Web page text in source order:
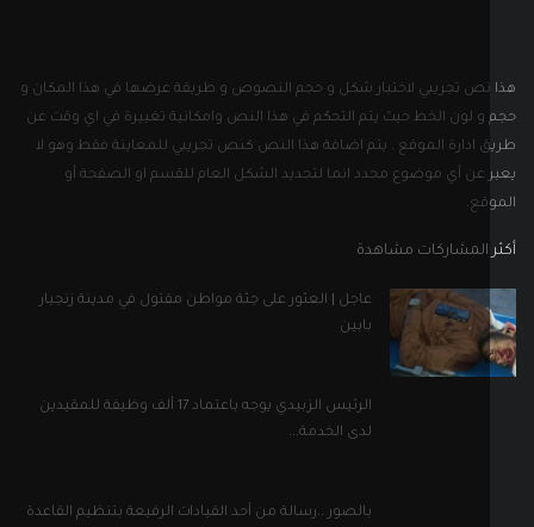
تجريبي لاختبار شكل و حجم النصوص و طريقة عرضها في هذا المكان و
لون الخط حيث يتم التحكم في هذا النص وامكانية تغييرة في اي وقت عن
ادارة الموقع . يتم اضافة هذا النص كنص تجريبي للمعاينة فقط وهو لا
عن أي موضوع محدد انما لتحديد الشكل العام للقسم او الصفحة أو
المشاركات مشاهدة
عاجل | العثور على جثة مواطن مقتول في مدينة زنجبار
بابين
الرئيس الزبيدي يوجه باعتماد 17 ألف وظيفة للمقيدين
لدى الخدمة...
بالصور ..رسالة من أحد القيادات الرفيعة بتنظيم القاعدة